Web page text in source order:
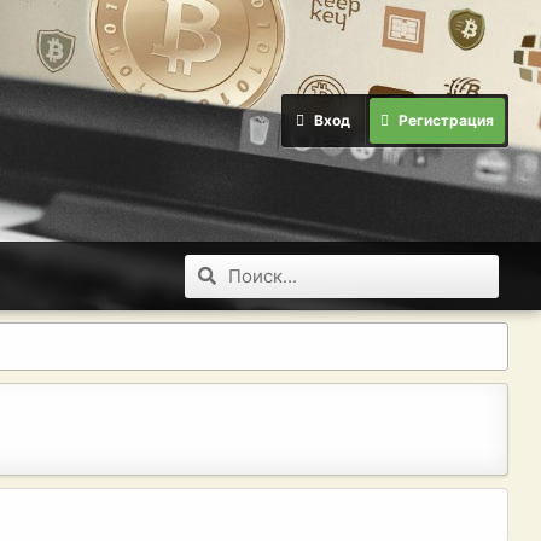
Вход Регистрация